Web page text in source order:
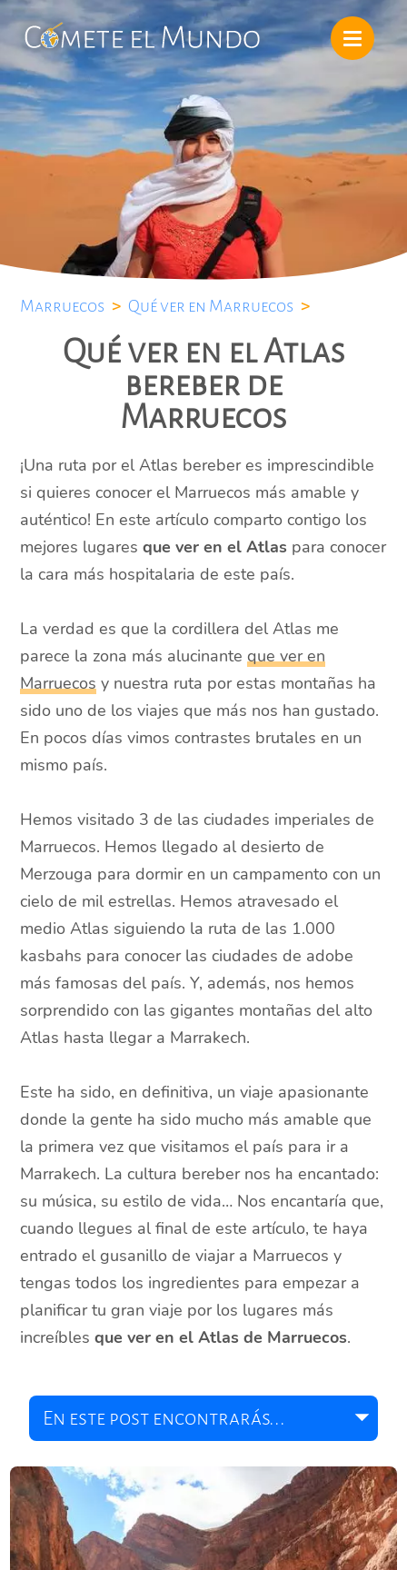
Marruecos > Qué ver en Marruecos >
Qué ver en el Atlas
bereber de
Marruecos
¡Una ruta por el Atlas bereber es imprescindible
si quieres conocer el Marruecos más amable y
auténtico! En este artículo comparto contigo los
mejores lugaresque ver en el Atlas para conocer
la cara más hospitalaria de este país.
La verdad es que la cordillera del Atlas me
parece la zona más alucinanteque ver en
Marruecos y nuestra ruta por estas montañas ha
sido uno de los viajes que más nos han gustado.
En pocos días vimos contrastes brutales en un
mismo país.
Hemos visitado 3 de las ciudades imperiales de
Marruecos. Hemos llegado al desierto de
Merzouga para dormir en un campamento con un
cielo de mil estrellas. Hemos atravesado el
medio Atlas siguiendo la ruta de las 1.000
kasbahs para conocer las ciudades de adobe
más famosas del país. Y, además, nos hemos
sorprendido con las gigantes montañas del alto
Atlas hasta llegar a Marrakech.
Este ha sido, en definitiva, un viaje apasionante
donde la gente ha sido mucho más amable que
la primera vez que visitamos el país para ir a
Marrakech. La cultura bereber nos ha encantado:
su música, su estilo de vida… Nos encantaría que,
cuando llegues al final de este artículo, te haya
entrado el gusanillo de viajar a Marruecos y
tengas todos los ingredientes para empezar a
planificar tu gran viaje por los lugares más
increíblesque ver en el Atlas de Marruecos.